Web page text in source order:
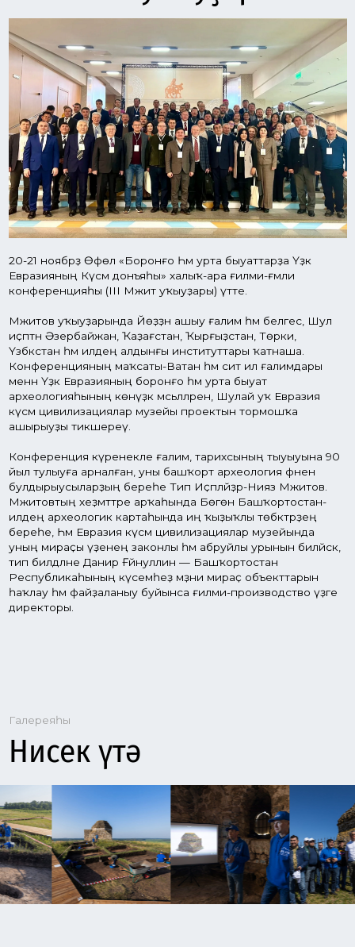
конференцияһы (III Мәжит уҡыуҙары) үтте.
Мәжитов уҡыуҙарында Йөҙҙән ашыу ғалим һәм белгес, Шул
иҫәптән Әзербайжан, Ҡаҙағстан, Ҡырғыҙстан, Төркиә,
Үзбәкстан һәм илдең алдынғы институттары ҡатнаша.
Конференцияның маҡсаты-Ватан һәм сит ил ғалимдары
менән Үҙәк Евразияның боронғо һәм урта быуат
археологияһының көнүҙәк мәсьәләләрен, Шулай уҡ Евразия
күсмә цивилизациялар музейы проектын тормошҡа
ашырыуҙы тикшереү.
Конференция күренекле ғалим, тарихсының тыуыуына 90
йыл тулыуға арналған, уны башҡорт археология фәнен
булдырыусыларҙың береһе Тип Иҫәпләйҙәр-Нияз Мәжитов.
Мәжитовтың хеҙмәттәре арҡаһында Бөгөн Башҡортостан-
илдең археологик картаһында иң ҡыҙыҡлы төбәктәрҙең
береһе, Һәм Евразия күсмә цивилизациялар музейында
уның мираҫы үҙенең законлы һәм абруйлы урынын биләйәсәк,
Республикаһының күсемһеҙ мәҙәни мираҫ объекттарын
һаҡлау һәм файҙаланыу буйынса ғилми-производство үҙәге
директоры.
Нисек үтә
Галереяһы
Яңылыҡтар